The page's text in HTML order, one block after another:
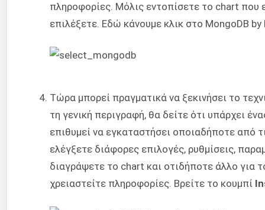
πληροφορίες. Μόλις εντοπίσετε το chart που
επιλέξετε. Εδώ κάνουμε κλικ στο MongoDB
Τώρα μπορεί πραγματικά να ξεκινήσει το
τη γενική περιγραφή, θα δείτε ότι υπάρχει
επιθυμεί να εγκαταστήσει οποιαδήποτε από
ελέγξετε διάφορες επιλογές, ρυθμίσεις,
διαγράψετε το chart και οτιδήποτε άλλο για
χρειαστείτε πληροφορίες. Βρείτε το κουμπί